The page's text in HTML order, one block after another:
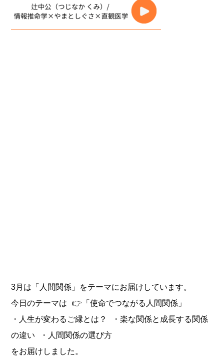
3月は「人間関係」をテーマにお届けしています。
今日のテーマは 👉「使命でつながる人間関係」
・人生が変わるご縁とは？ ・楽な関係と成長する関係
の違い ・人間関係の選び方
をお届けしました。